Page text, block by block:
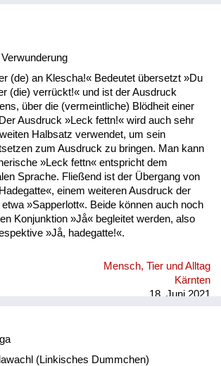
(de) an Klescha!« Bedeutet übersetzt »Du
(die) verrückt!« und ist der Ausdruck
über die (vermeintliche) Blödheit einer
Ausdruck »Leck fettn!« wird auch sehr
Halbsatz verwendet, um sein
zum Ausdruck zu bringen. Man kann
»Leck fettn« entspricht dem
Sprache. Fließend ist der Übergang von
einem weiteren Ausdruck der
»Sapperlott«. Beide können auch noch
Konjunktion »Jå« begleitet werden, also
»Jå, hadegatte!«.
Mensch, Tier und Alltag
Kärnten
18. Juni 2021
(Linkisches Dummchen)